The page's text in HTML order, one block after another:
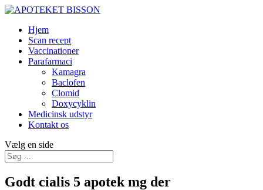
Hjem
Scan recept
Vaccinationer
Parafarmaci
Kamagra
Baclofen
Clomid
Doxycyklin
Medicinsk udstyr
Kontakt os
Vælg en side
Godt cialis 5 apotek mg der